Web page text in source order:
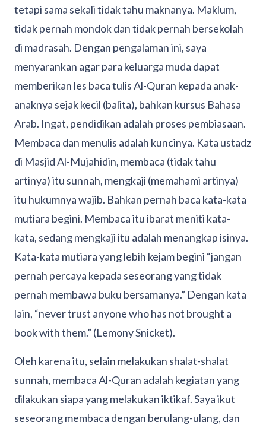
tetapi sama sekali tidak tahu maknanya. Maklum,
tidak pernah mondok dan tidak pernah bersekolah
di madrasah. Dengan pengalaman ini, saya
menyarankan agar para keluarga muda dapat
memberikan les baca tulis Al-Quran kepada anak-
anaknya sejak kecil (balita), bahkan kursus Bahasa
Arab. Ingat, pendidikan adalah proses pembiasaan.
Membaca dan menulis adalah kuncinya. Kata ustadz
di Masjid Al-Mujahidin, membaca (tidak tahu
artinya) itu sunnah, mengkaji (memahami artinya)
itu hukumnya wajib. Bahkan pernah baca kata-kata
mutiara begini. Membaca itu ibarat meniti kata-
kata, sedang mengkaji itu adalah menangkap isinya.
Kata-kata mutiara yang lebih kejam begini “jangan
pernah percaya kepada seseorang yang tidak
pernah membawa buku bersamanya.” Dengan kata
lain, “never trust anyone who has not brought a
book with them.” (Lemony Snicket).
Oleh karena itu, selain melakukan shalat-shalat
sunnah, membaca Al-Quran adalah kegiatan yang
dilakukan siapa yang melakukan iktikaf. Saya ikut
seseorang membaca dengan berulang-ulang, dan